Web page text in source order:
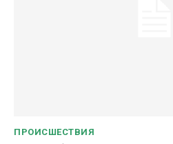
ПРОИСШЕСТВИЯ